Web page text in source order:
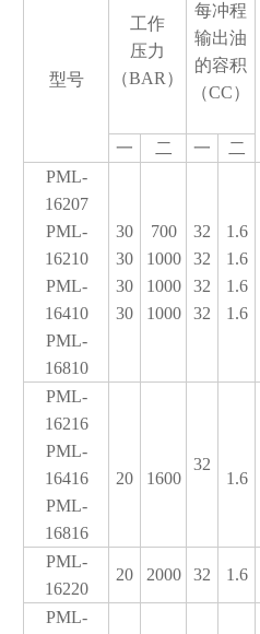
型号
工作
压力
（BAR）
每冲程
输出油
的容积
（CC）
一 二 一 二
PML-
16207
PML-
16210
PML-
16410
PML-
16810
30
30
30
30
700
1000
1000
1000
32
32
32
32
1.6
1.6
1.6
1.6
PML-
16216
PML-
16416
PML-
16816
20 1600
32
1.6
PML-
16220
20 2000 32 1.6
PML-